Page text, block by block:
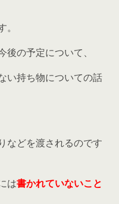
。
の予定について、
い持ち物についての話
などを渡されるのです
は書かれていないこと